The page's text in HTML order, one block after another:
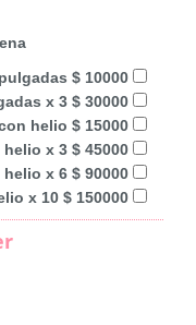
$ 10000
x 3 $ 30000
helio $ 15000
x 3 $ 45000
x 6 $ 90000
x 10 $ 150000